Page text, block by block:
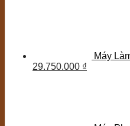
Máy
29.750.000 ₫